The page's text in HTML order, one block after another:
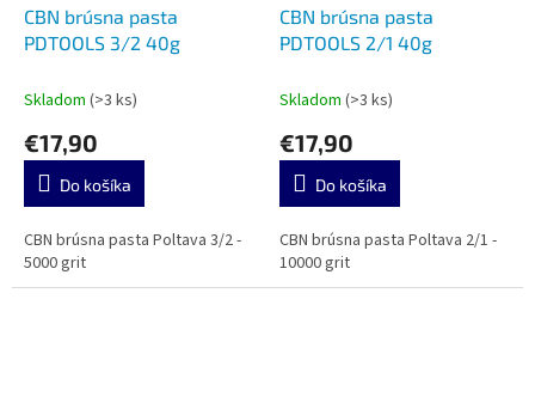
CBN brúsna pasta
PDTOOLS 3/2 40g
Skladom (>3 ks)
€17,90
Do košíka
CBN brúsna pasta Poltava 3/2 -
5000 grit
CBN brúsna pasta
PDTOOLS 2/1 40g
Skladom (>3 ks)
€17,90
Do košíka
CBN brúsna pasta Poltava 2/1 -
10000 grit